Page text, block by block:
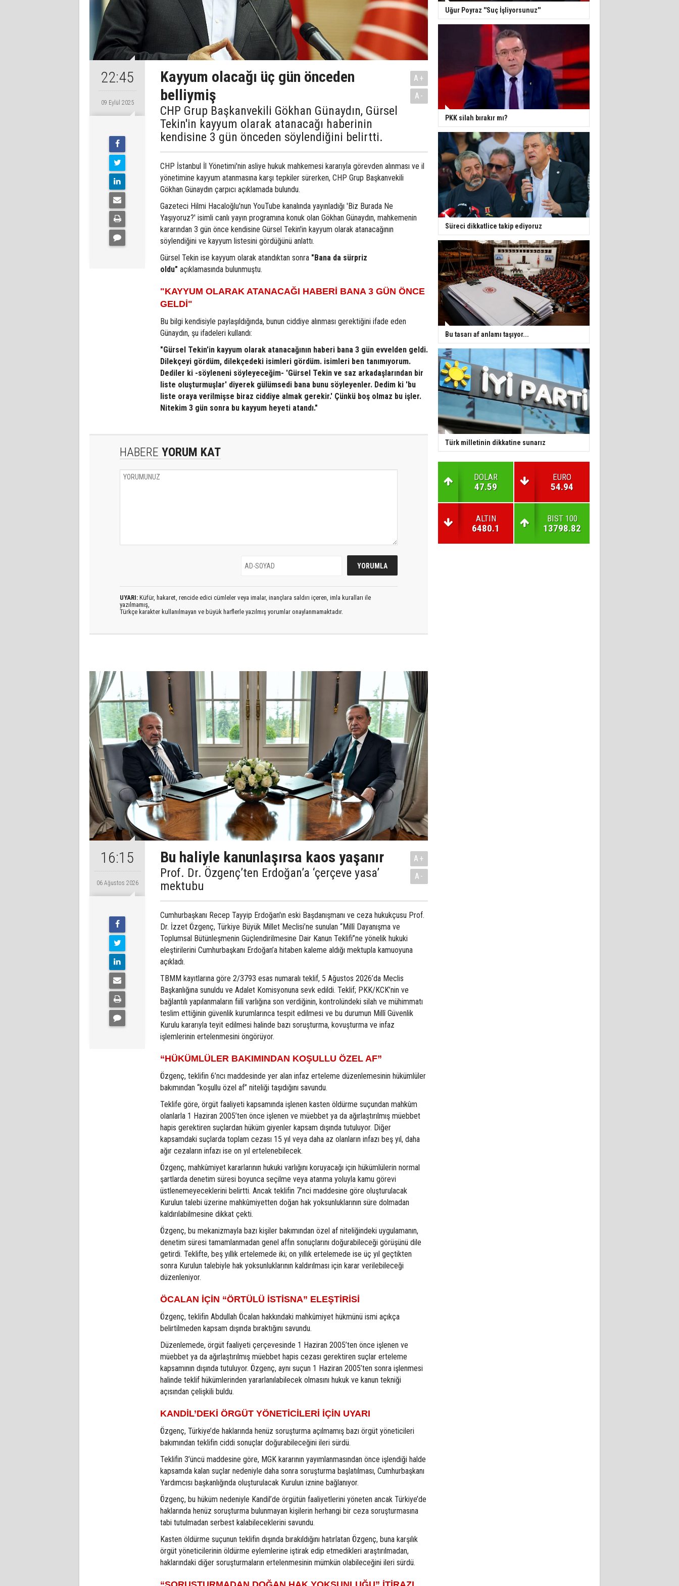
22:45
09 Eylül 2025
Kayyum olacağı üç gün önceden
belliymiş
CHP Grup Başkanvekili Gökhan Günaydın, Gürsel
Tekin'in kayyum olarak atanacağı haberinin
kendisine 3 gün önceden söylendiğini belirtti.
A+
A-
CHP İstanbul İl Yönetimi'nin asliye hukuk mahkemesi kararıyla görevden alınması ve il
yönetimine kayyum atanmasına karşı tepkiler sürerken, CHP Grup Başkanvekili
Gökhan Günaydın çarpıcı açıklamada bulundu.
Gazeteci Hilmi Hacaloğlu'nun YouTube kanalında yayınladığı 'Biz Burada Ne
Yaşıyoruz?' isimli canlı yayın programına konuk olan Gökhan Günaydın, mahkemenin
kararından 3 gün önce kendisine Gürsel Tekin'in kayyum olarak atanacağının
söylendiğini ve kayyum listesini gördüğünü anlattı.
Gürsel Tekin ise kayyum olarak atandıktan sonra "Bana da sürpriz
oldu" açıklamasında bulunmuştu.
"KAYYUM OLARAK ATANACAĞI HABERİ BANA 3 GÜN ÖNCE
GELDİ"
Bu bilgi kendisiyle paylaşıldığında, bunun ciddiye alınması gerektiğini ifade eden
Günaydın, şu ifadeleri kullandı:
"Gürsel Tekin'in kayyum olarak atanacağının haberi bana 3 gün evvelden geldi.
Dilekçeyi gördüm, dilekçedeki isimleri gördüm. isimleri ben tanımıyorum.
Dediler ki -söyleneni söyleyeceğim- 'Gürsel Tekin ve saz arkadaşlarından bir
liste oluşturmuşlar' diyerek gülümsedi bana bunu söyleyenler. Dedim ki 'bu
liste oraya verilmişse biraz ciddiye almak gerekir.' Çünkü boş olmaz bu işler.
Nitekim 3 gün sonra bu kayyum heyeti atandı."
HABERE YORUM KAT
UYARI: Küfür, hakaret, rencide edici cümleler veya imalar, inançlara saldırı içeren, imla kuralları ile
yazılmamış,
Türkçe karakter kullanılmayan ve büyük harflerle yazılmış yorumlar onaylanmamaktadır.
16:15
06 Ağustos 2026
Bu haliyle kanunlaşırsa kaos yaşanır
Prof. Dr. Özgenç’ten Erdoğan’a ‘çerçeve yasa’
mektubu
A+
A-
Cumhurbaşkanı Recep Tayyip Erdoğan'ın eski Başdanışmanı ve ceza hukukçusu Prof.
Dr. İzzet Özgenç, Türkiye Büyük Millet Meclisi’ne sunulan “Millî Dayanışma ve
Toplumsal Bütünleşmenin Güçlendirilmesine Dair Kanun Teklifi”ne yönelik hukuki
eleştirilerini Cumhurbaşkanı Erdoğan’a hitaben kaleme aldığı mektupla kamuoyuna
açıkladı.
TBMM kayıtlarına göre 2/3793 esas numaralı teklif, 5 Ağustos 2026’da Meclis
Başkanlığına sunuldu ve Adalet Komisyonuna sevk edildi. Teklif; PKK/KCK’nin ve
bağlantılı yapılanmaların fiilî varlığına son verdiğinin, kontrolündeki silah ve mühimmatı
teslim ettiğinin güvenlik kurumlarınca tespit edilmesi ve bu durumun Millî Güvenlik
Kurulu kararıyla teyit edilmesi halinde bazı soruşturma, kovuşturma ve infaz
işlemlerinin ertelenmesini öngörüyor.
“HÜKÜMLÜLER BAKIMINDAN KOŞULLU ÖZEL AF”
Özgenç, teklifin 6’ncı maddesinde yer alan infaz erteleme düzenlemesinin hükümlüler
bakımından “koşullu özel af” niteliği taşıdığını savundu.
Teklife göre, örgüt faaliyeti kapsamında işlenen kasten öldürme suçundan mahkûm
olanlarla 1 Haziran 2005’ten önce işlenen ve müebbet ya da ağırlaştırılmış müebbet
hapis gerektiren suçlardan hüküm giyenler kapsam dışında tutuluyor. Diğer
kapsamdaki suçlarda toplam cezası 15 yıl veya daha az olanların infazı beş yıl, daha
ağır cezaların infazı ise on yıl ertelenebilecek.
Özgenç, mahkûmiyet kararlarının hukuki varlığını koruyacağı için hükümlülerin normal
şartlarda denetim süresi boyunca seçilme veya atanma yoluyla kamu görevi
üstlenemeyeceklerini belirtti. Ancak teklifin 7’nci maddesine göre oluşturulacak
Kurulun talebi üzerine mahkûmiyetten doğan hak yoksunluklarının süre dolmadan
kaldırılabilmesine dikkat çekti.
Özgenç, bu mekanizmayla bazı kişiler bakımından özel af niteliğindeki uygulamanın,
denetim süresi tamamlanmadan genel affın sonuçlarını doğurabileceği görüşünü dile
getirdi. Teklifte, beş yıllık ertelemede iki; on yıllık ertelemede ise üç yıl geçtikten
sonra Kurulun talebiyle hak yoksunluklarının kaldırılması için karar verilebileceği
düzenleniyor.
ÖCALAN İÇİN “ÖRTÜLÜ İSTİSNA” ELEŞTİRİSİ
Özgenç, teklifin Abdullah Öcalan hakkındaki mahkûmiyet hükmünü ismi açıkça
belirtilmeden kapsam dışında bıraktığını savundu.
Düzenlemede, örgüt faaliyeti çerçevesinde 1 Haziran 2005’ten önce işlenen ve
müebbet ya da ağırlaştırılmış müebbet hapis cezası gerektiren suçlar erteleme
kapsamının dışında tutuluyor. Özgenç, aynı suçun 1 Haziran 2005’ten sonra işlenmesi
halinde teklif hükümlerinden yararlanılabilecek olmasını hukuk ve kanun tekniği
açısından çelişkili buldu.
KANDİL’DEKİ ÖRGÜT YÖNETİCİLERİ İÇİN UYARI
Özgenç, Türkiye’de haklarında henüz soruşturma açılmamış bazı örgüt yöneticileri
bakımından teklifin ciddi sonuçlar doğurabileceğini ileri sürdü.
Teklifin 3’üncü maddesine göre, MGK kararının yayımlanmasından önce işlendiği halde
kapsamda kalan suçlar nedeniyle daha sonra soruşturma başlatılması, Cumhurbaşkanı
Yardımcısı başkanlığında oluşturulacak Kurulun iznine bağlanıyor.
Özgenç, bu hüküm nedeniyle Kandil’de örgütün faaliyetlerini yöneten ancak Türkiye’de
haklarında henüz soruşturma bulunmayan kişilerin herhangi bir ceza soruşturmasına
tabi tutulmadan serbest kalabileceklerini savundu.
Kasten öldürme suçunun teklifin dışında bırakıldığını hatırlatan Özgenç, buna karşılık
örgüt yöneticilerinin öldürme eylemlerine iştirak edip etmedikleri araştırılmadan,
haklarındaki diğer soruşturmaların ertelenmesinin mümkün olabileceğini ileri sürdü.
Uğur Poyraz ''Suç İşliyorsunuz''
PKK silah bırakır mı?
Süreci dikkatlice takip ediyoruz
Bu tasarı af anlamı taşıyor...
Türk milletinin dikkatine sunarız
DOLAR
47.59
EURO
54.94
ALTIN
6480.1
BIST 100
13798.82